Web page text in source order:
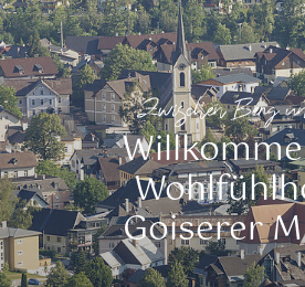
Das Hotel
Der Gastgeber
Zeitreise
Hygiene
Wellnessbereich
Lage
Impressionen
Zimmer & Angebote
Zwischen Berg
Goiserer